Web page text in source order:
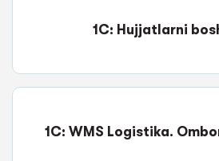
1C: Hujjatlarni
1C: WMS Logistika.